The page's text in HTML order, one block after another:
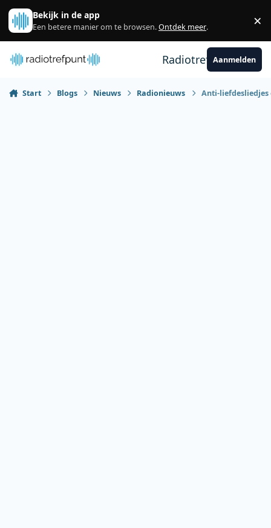
Spring naar bijdragen
Bekijk in de app
Een betere manier om te browsen.Ontdek meer. ×
RadiotrefpuntAanmelden
Start Blogs Nieuws Radionieuws Anti-